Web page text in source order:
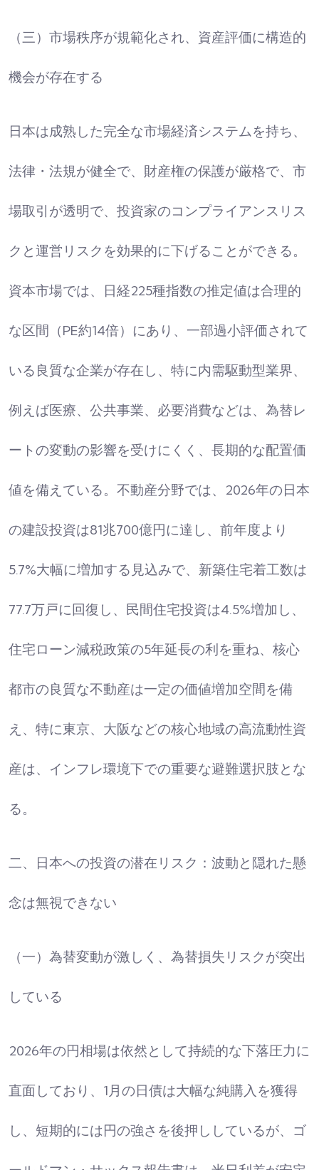
（三）市場秩序が規範化され、資産評価に構造的
機会が存在する
日本は成熟した完全な市場経済システムを持ち、
法律・法規が健全で、財産権の保護が厳格で、市
場取引が透明で、投資家のコンプライアンスリス
クと運営リスクを効果的に下げることができる。
資本市場では、日経225種指数の推定値は合理的
な区間（PE約14倍）にあり、一部過小評価されて
いる良質な企業が存在し、特に内需駆動型業界、
例えば医療、公共事業、必要消費などは、為替レ
ートの変動の影響を受けにくく、長期的な配置価
値を備えている。不動産分野では、2026年の日本
の建設投資は81兆700億円に達し、前年度より
5.7%大幅に増加する見込みで、新築住宅着工数は
77.7万戸に回復し、民間住宅投資は4.5%増加し、
住宅ローン減税政策の5年延長の利を重ね、核心
都市の良質な不動産は一定の価値増加空間を備
え、特に東京、大阪などの核心地域の高流動性資
産は、インフレ環境下での重要な避難選択肢とな
る。
二、日本への投資の潜在リスク：波動と隠れた懸
念は無視できない
（一）為替変動が激しく、為替損失リスクが突出
している
2026年の円相場は依然として持続的な下落圧力に
直面しており、1月の日債は大幅な純購入を獲得
し、短期的には円の強さを後押ししているが、ゴ